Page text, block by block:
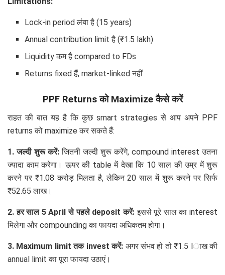
Lock-in period लंबा है (15 years)
Annual contribution limit है (₹1.5 lakh)
Liquidity कम है compared to FDs
Returns fixed हैं, market-linked नहीं
PPF Returns को Maximize कैसे करें
राहत की बात यह है कि कुछ smart strategies से आप अपने PPF
returns को maximize कर सकते हैं:
1. जल्दी शुरू करें: जितनी जल्दी शुरू करेंगे, compound interest उतना
ज्यादा काम करेगा। ऊपर की table में देखा कि 10 साल की उम्र में शुरू
करने पर ₹1.08 करोड़ मिलता है, लेकिन 20 साल में शुरू करने पर सिर्फ
₹52.65 लाख।
2. हर साल 5 April से पहले deposit करें:इससे पूरे साल का interest
मिलेगा और compounding का फायदा अधिकतम होगा।
3. Maximum limit तक invest करें: अगर संभव हो तो ₹1.5 lाख की
annual limit का पूरा फायदा उठाएं।